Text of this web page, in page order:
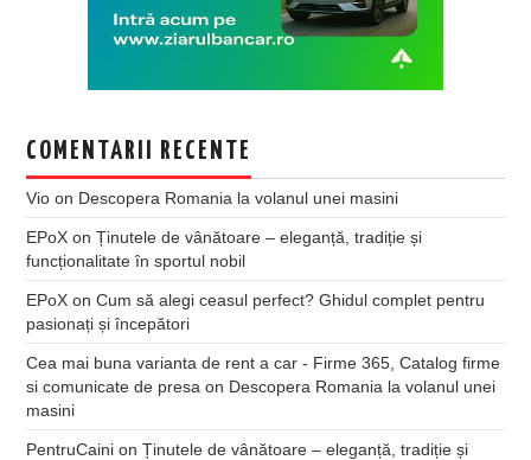
COMENTARII RECENTE
Vio on Descopera Romania la volanul unei masini
EPoX onȚinutele de vânătoare – eleganță, tradiție și
funcționalitate în sportul nobil
EPoX onCum să alegi ceasul perfect? Ghidul complet pentru
pasionați și începători
Cea mai buna varianta de rent a car - Firme 365, Catalog firme
si comunicate de presa on Descopera Romania la volanul unei
masini
PentruCaini onȚinutele de vânătoare – eleganță, tradiție și